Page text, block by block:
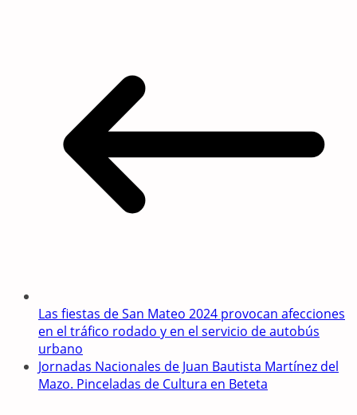
Las fiestas de San Mateo 2024 provocan afecciones
en el tráfico rodado y en el servicio de autobús
urbano
Jornadas Nacionales de Juan Bautista Martínez del
Mazo. Pinceladas de Cultura en Beteta